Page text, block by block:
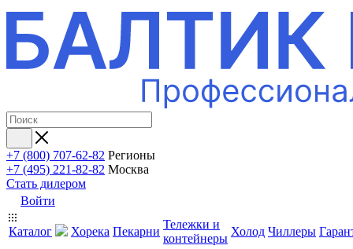
+7 (800) 707-62-82 Регионы
+7 (495) 221-82-82 Москва
Стать дилером
Войти
Каталог Хорека Пекарни
Тележки и
контейнеры
Холод Чиллеры